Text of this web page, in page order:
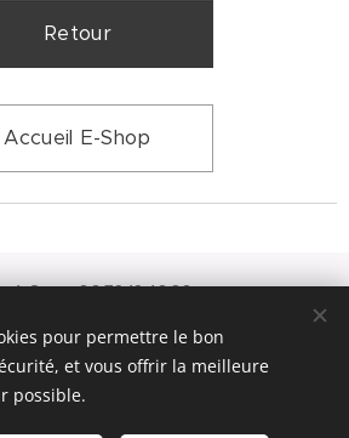
Retour
Accueil E-Shop
A Sens: 06.72.12.46.30
parWebnode Cookies
pour permettre le bon
et vous offrir la meilleure
possible.